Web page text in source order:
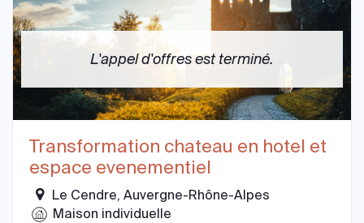
L'appel d'offres est terminé.
Transformation chateau en hotel et
espace evenementiel
Le Cendre, Auvergne-Rhône-Alpes
Maison individuelle